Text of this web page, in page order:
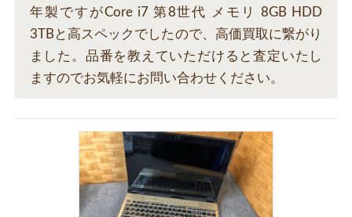
年製ですがCore i7 第8世代 メモリ 8GB HDD
3TBと高スペックでしたので、高価買取に繋がり
ました。品番を教えていただけると査定いたし
ますのでお気軽にお問い合わせください。